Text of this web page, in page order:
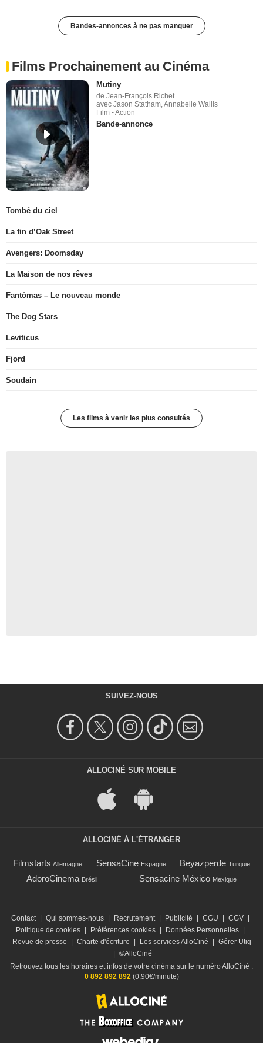
Bandes-annonces à ne pas manquer
Films Prochainement au Cinéma
Mutiny
de Jean-François Richet
avec Jason Statham, Annabelle Wallis
Film - Action
Bande-annonce
Tombé du ciel
La fin d’Oak Street
Avengers: Doomsday
La Maison de nos rêves
Fantômas – Le nouveau monde
The Dog Stars
Leviticus
Fjord
Soudain
Les films à venir les plus consultés
SUIVEZ-NOUS
ALLOCINÉ SUR MOBILE
ALLOCINÉ À L'ÉTRANGER
Filmstarts Allemagne SensaCine Espagne Beyazperde Turquie
AdoroCinema Brésil Sensacine México Mexique
Contact Qui sommes-nous Recrutement Publicité CGU CGV
Politique de cookies
Préférences cookies Données Personnelles
Revue de presse
Charte d'écriture Les services AlloCiné
Gérer Utiq
©AlloCiné
Retrouvez tous les horaires et infos de votre cinéma sur le numéro AlloCiné :
0 892 892 892(0,90€/minute)